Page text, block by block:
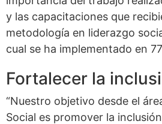
y las capacitaciones que
metodología en liderazgo
cual se ha implementado en
Fortalecer la
“Nuestro objetivo desde el
Social es promover la